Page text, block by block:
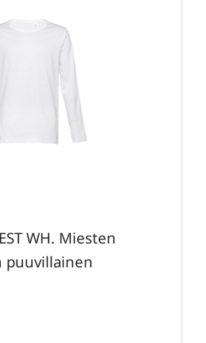
WH. Miesten
puuvillainen